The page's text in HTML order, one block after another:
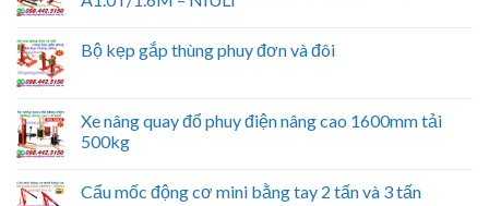
Bộ kẹp gắp thùng phuy đơn và đôi
Xe nâng quay đổ phuy điện nâng cao 1600mm tải
500kg
Cẩu mốc động cơ mini bằng tay 2 tấn và 3 tấn